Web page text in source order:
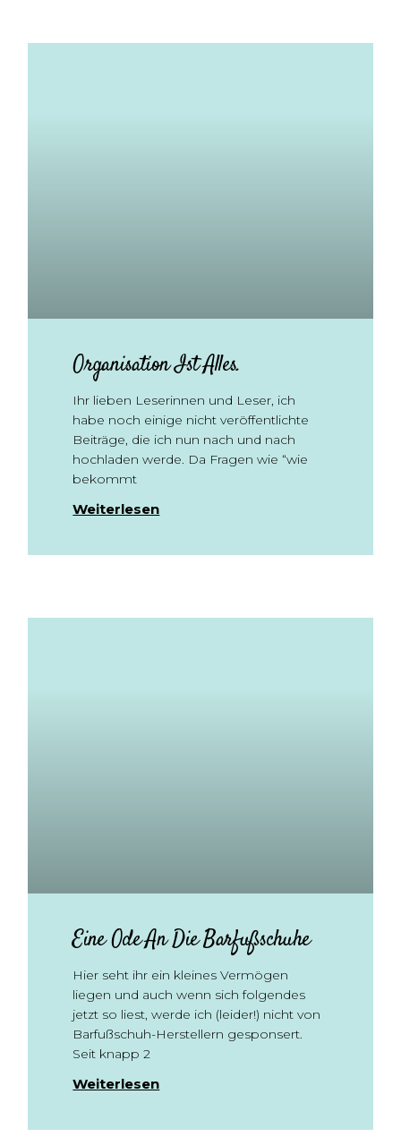
Organisation Ist Alles.
Ihr lieben Leserinnen und Leser, ich
habe noch einige nicht veröffentlichte
Beiträge, die ich nun nach und nach
hochladen werde. Da Fragen wie “wie
bekommt
Weiterlesen
Eine Ode An Die Barfußschuhe
Hier seht ihr ein kleines Vermögen
liegen und auch wenn sich folgendes
jetzt so liest, werde ich (leider!) nicht von
Barfußschuh-Herstellern gesponsert.
Seit knapp 2
Weiterlesen